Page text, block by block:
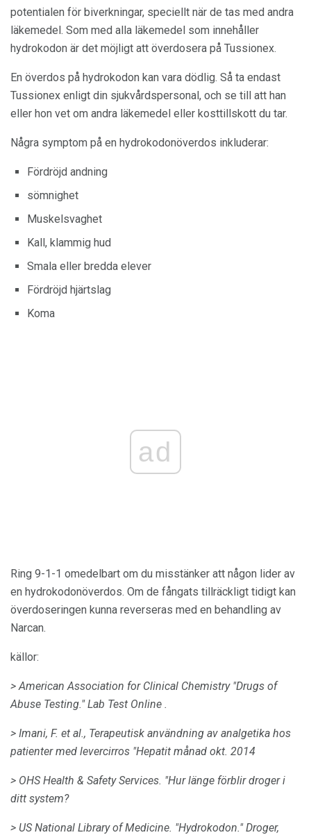
potentialen för biverkningar, speciellt när de tas med andra
läkemedel. Som med alla läkemedel som innehåller
hydrokodon är det möjligt att överdosera på Tussionex.
En överdos på hydrokodon kan vara dödlig. Så ta endast
Tussionex enligt din sjukvårdspersonal, och se till att han
eller hon vet om andra läkemedel eller kosttillskott du tar.
Några symptom på en hydrokodonöverdos inkluderar:
Fördröjd andning
sömnighet
Muskelsvaghet
Kall, klammig hud
Smala eller bredda elever
Fördröjd hjärtslag
Koma
ad
Ring 9-1-1 omedelbart om du misstänker att någon lider av
en hydrokodonöverdos. Om de fångats tillräckligt tidigt kan
överdoseringen kunna reverseras med en behandling av
Narcan.
källor:
> American Association for Clinical Chemistry "Drugs of
Abuse Testing." Lab Test Online .
> Imani, F. et al., Terapeutisk användning av analgetika hos
patienter med levercirros "Hepatit månad okt. 2014
> OHS Health & Safety Services. "Hur länge förblir droger i
ditt system?
> US National Library of Medicine. "Hydrokodon." Droger,